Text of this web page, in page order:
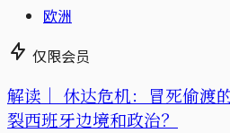
欧洲
仅限会员
解读｜ 休达危机：冒死偷渡
裂西班牙边境和政治？